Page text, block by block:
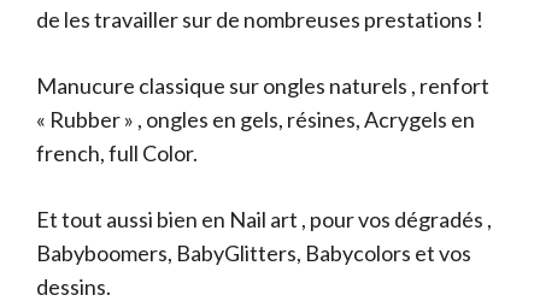
de les travailler sur de nombreuses prestations !
Manucure classique sur ongles naturels , renfort
« Rubber » , ongles en gels, résines, Acrygels en
french, full Color.
Et tout aussi bien en Nail art , pour vos dégradés ,
Babyboomers, BabyGlitters, Babycolors et vos
dessins.